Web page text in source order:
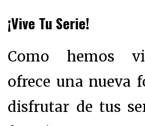
¡Vive Tu Serie!
Como hemos
ofrece una nueva
disfrutar de tus